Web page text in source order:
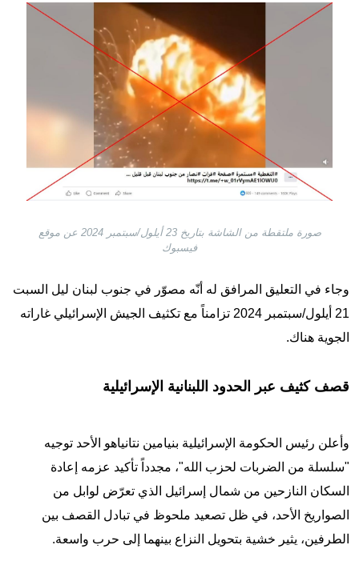
Image
صورة ملتقطة من الشاشة بتاريخ 23 أيلول/سبتمبر 2024 عن موقع
فيسبوك
وجاء في التعليق المرافق له أنّه مصوّر في جنوب لبنان ليل السبت
21 أيلول/سبتمبر 2024 تزامناً مع تكثيف الجيش الإسرائيلي غاراته
الجوية هناك.
قصف كثيف عبر الحدود اللبنانية الإسرائيلية
وأعلن رئيس الحكومة الإسرائيلية بنيامين نتانياهو الأحد توجيه
"سلسلة من الضربات لحزب الله"، مجدداً تأكيد عزمه إعادة
السكان النازحين من شمال إسرائيل الذي تعرّض لوابل من
الصواريخ الأحد، في ظل تصعيد ملحوظ في تبادل القصف بين
الطرفين، يثير خشية بتحويل النزاع بينهما إلى حرب واسعة.